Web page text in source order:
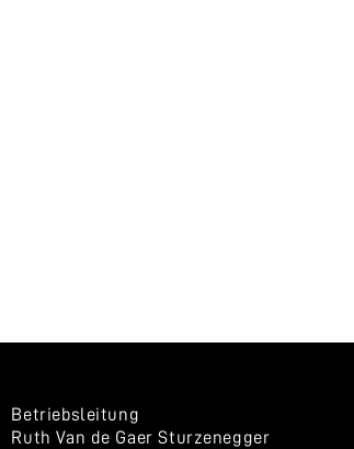
Betriebsleitung
Ruth Van de Gaer Sturzenegger